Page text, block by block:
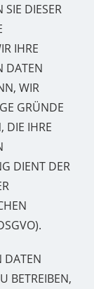
DIESER
IHRE
DATEN
WIR
GRÜNDE
DIE IHRE
DIENT DER
DATEN
BETREIBEN,